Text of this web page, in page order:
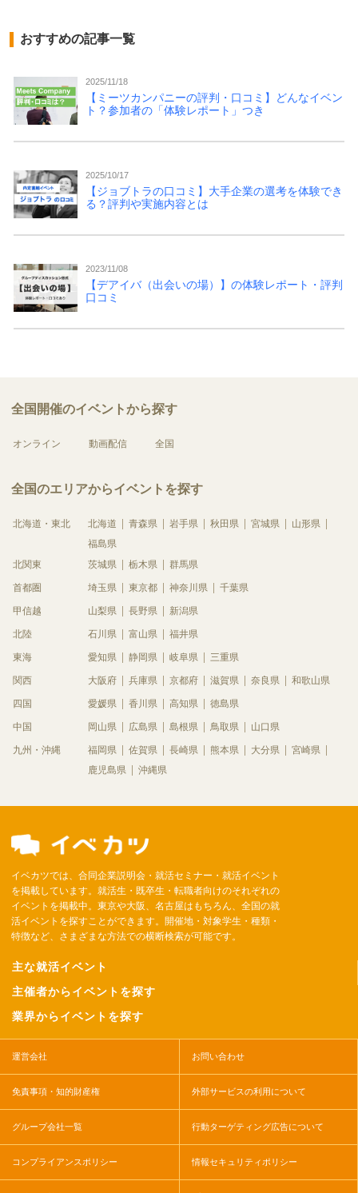
おすすめの記事一覧
2025/11/18
【ミーツカンパニーの評判・口コミ】どんなイベン
ト？参加者の「体験レポート」つき
2025/10/17
【ジョブトラの口コミ】大手企業の選考を体験でき
る？評判や実施内容とは
2023/11/08
【デアイバ（出会いの場）】の体験レポート・評判
口コミ
全国開催のイベントから探す
オンライン 動画配信 全国
全国のエリアからイベントを探す
北海道・東北 北海道 青森県 岩手県 秋田県 宮城県
山形県
福島県
北関東
茨城県 栃木県 群馬県
首都圏 埼玉県 東京都 神奈川県 千葉県
甲信越 山梨県 長野県 新潟県
北陸 石川県 富山県 福井県
東海 愛知県 静岡県 岐阜県 三重県
関西 大阪府 兵庫県 京都府 滋賀県 奈良県 和歌山県
四国 愛媛県 香川県 高知県 徳島県
中国 岡山県 広島県 島根県 鳥取県 山口県
九州・沖縄 福岡県 佐賀県 長崎県 熊本県 大分県
宮崎県
鹿児島県
沖縄県
イベカツでは、合同企業説明会・就活セミナー・就活イベント
を掲載しています。就活生・既卒生・転職者向けのそれぞれの
イベントを掲載中。東京や大阪、名古屋はもちろん、全国の就
活イベントを探すことができます。開催地・対象学生・種類・
特徴など、さまざまな方法での横断検索が可能です。
主な就活イベント
主催者からイベントを探す
業界からイベントを探す
運営会社 お問い合わせ
免責事項・知的財産権 外部サービスの利用について
グループ会社一覧 行動ターゲティング広告について
コンプライアンスポリシー 情報セキュリティポリシー